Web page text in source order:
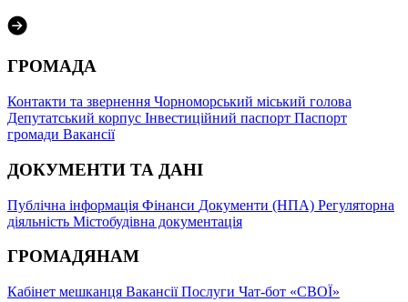
ГРОМАДА
Контакти та звернення Чорноморський міський голова
Депутатський корпус Інвестиційний паспорт Паспорт
громади Вакансії
ДОКУМЕНТИ ТА ДАНІ
Публічна інформація Фінанси Документи (НПА) Регуляторна
діяльність Містобудівна документація
ГРОМАДЯНАМ
Кабінет мешканця ВакансіїПослуги Чат-бот «СВОЇ»